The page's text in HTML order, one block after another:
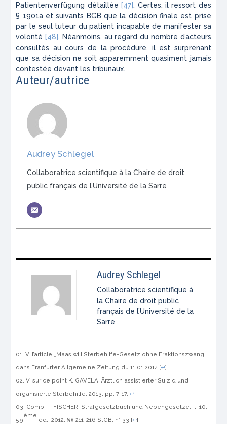
Patientenverfügung détaillée [47]. Certes, il ressort des
§ 1901a et suivants BGB que la décision finale est prise
par le seul tuteur du patient incapable de manifester sa
volonté [48]. Néanmoins, au regard du nombre d’acteurs
consultés au cours de la procédure, il est surprenant
que sa décision ne soit apparemment quasiment jamais
contestée devant les tribunaux.
Auteur/autrice
Audrey Schlegel
Collaboratrice scientifique à la Chaire de droit
public français de l’Université de la Sarre
Audrey Schlegel
Collaboratrice scientifique à
la Chaire de droit public
français de l’Université de la
Sarre
V. l’article „Maas will Sterbehilfe-Gesetz ohne Fraktionszwang“
dans Franfurter Allgemeine Zeitung du 11.01.2014.[↩]
V. sur ce point K. GAVELA,Ärztlich assistierter Suizid und
organisierte Sterbehilfe, 2013, pp. 7-17.[↩]
Comp. T. FISCHER, Strafgesetzbuch und Nebengesetze, t. 10,
59
ème
éd., 2012, §§ 211-216 StGB, n° 33.[↩]